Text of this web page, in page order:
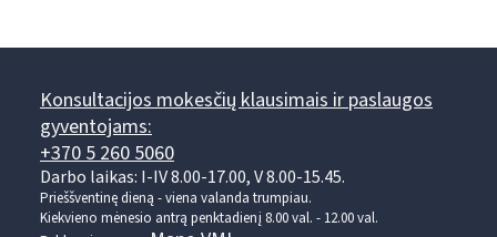
Konsultacijos mokesčių klausimais ir paslaugos
gyventojams:
+370 5 260 5060
Darbo laikas: I-IV 8.00-17.00, V 8.00-15.45.
Prieššventinę dieną - viena valanda trumpiau.
Kiekvieno mėnesio antrą penktadienį 8.00 val. - 12.00 val.